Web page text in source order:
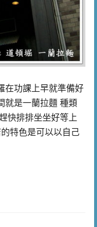
在功課上早就準備好
就是一蘭拉麵 種類
快排排坐坐好等上
特色是可以以自己